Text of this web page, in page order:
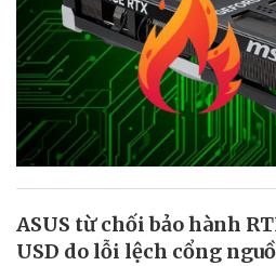
ASUS từ chối bảo hành
USD do lỗi lệch cổng